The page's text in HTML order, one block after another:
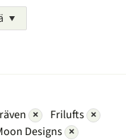
× Frilufts ×
Designs ×